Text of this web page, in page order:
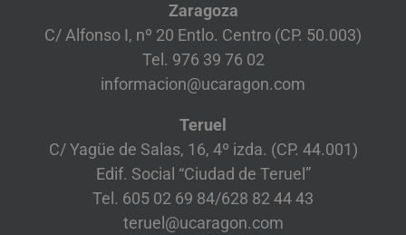
Zaragoza
C/ Alfonso I, nº 20 Entlo. Centro (CP. 50.003)
Tel. 976 39 76 02
informacion@ucaragon.com
Teruel
C/ Yagüe de Salas, 16, 4º izda. (CP. 44.001)
Edif. Social “Ciudad de Teruel”
Tel. 605 02 69 84/628 82 44 43
teruel@ucaragon.com